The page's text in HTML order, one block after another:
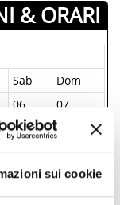
sui cookie
& ORARI
Sab
Dom
06
07
13
14
20
21
27
28
04
05